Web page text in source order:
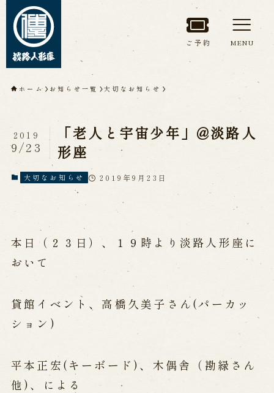
トップページ
淡路人形座について
淡路人形座とは
座員紹介
人間国宝 故鶴澤友路師匠
淡路人形座の成り立ち
淡路人形座で研修した人々
淡路人形浄瑠璃を受け継いで
公演情報
公演カレンダー
開催中の公演
出張公演
学校公演
海外旅行客向け特別公演「くにうみ」
ご予約 MENU
ホーム お知らせ一覧 大切なお知らせ
「老人と宇宙少年」@淡路人
形座
2019
9/23
大切なお知らせ 2019年9月23日
本日（２３日）、１９時より淡路人形座に
おいて
貸館イベント、高橋久美子さん(パーカッ
ション)
平本正宏(キーボード)、木偶舎（勘緑さん
他)、による